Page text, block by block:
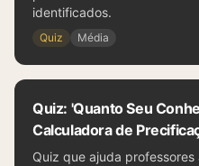
identificados.
Quiz Média
Quiz: 'Quanto Seu
Calculadora de
Quiz que ajuda